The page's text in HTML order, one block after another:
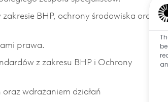
BHP, ochrony środowiska oraz
prawa.
z zakresu BHP i Ochrony
wdrażaniem działań